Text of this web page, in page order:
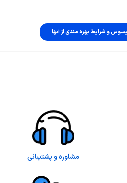
و شرایط بهره مندی از آنها
مشاوره و پشتیبانی